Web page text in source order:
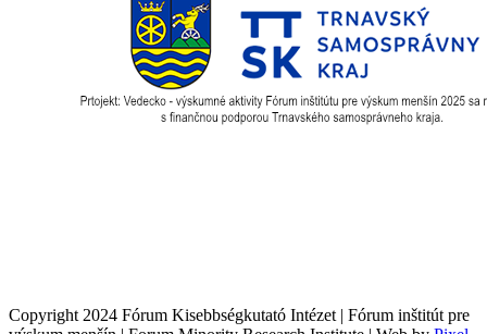
Copyright 2024 Fórum Kisebbségkutató Intézet | Fórum inštitút pre